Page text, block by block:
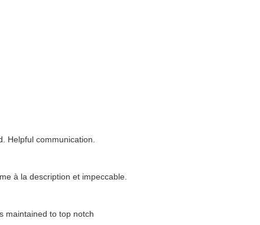
Helpful communication.
à la description et impeccable.
maintained to top notch